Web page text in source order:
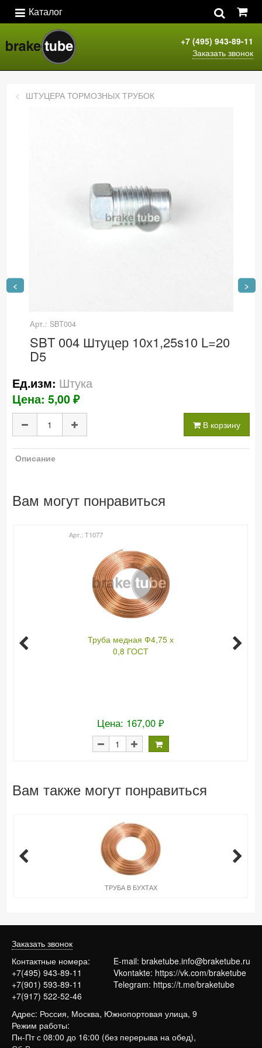
Каталог
+7 (495) 943-89-11
Заказать звонок
< >
ШТУЦЕРА ТОРМОЗНЫХ ТРУБОК
Арт.: SBT004
SBT 004 Штуцер 10х1,25s10 L=20
D5
Ед.изм: Штука
Цена: 5,00 ₽
В корзину
Описание
Вам могут понравиться
Арт.: Т1077
Труба медная Ф4,75 х
0,8 ГОСТ
Цена: 167,00 ₽
Вам также могут понравиться
ТРУБА В БУХТАХ
Заказать звонок
Контактные номера:
+7(495) 943-89-11
+7(901) 593-89-11
+7(917) 522-52-46
Адрес: Россия, Москва, Южнопортовая улица, 9
Режим работы:
Пн-Пт с 08:00 до 16:00 (без перерыва на обед),
E-mail: braketube.info@braketube.ru
Vkontakte: https://vk.com/braketube
Telegram: https://t.me/braketube